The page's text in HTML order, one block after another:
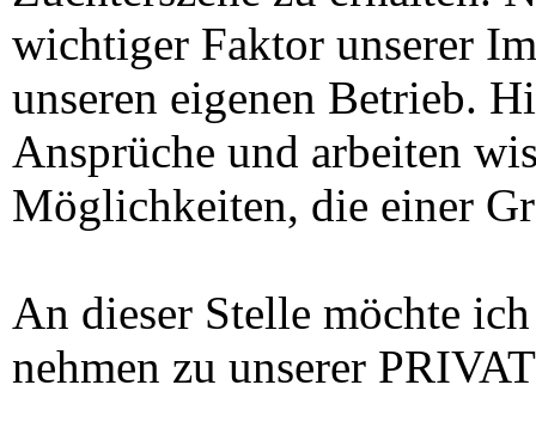
wichtiger Faktor unserer
unseren eigenen Betrieb.
Ansprüche und arbeiten
Möglichkeiten, die einer
An dieser Stelle möchte
nehmen zu unserer